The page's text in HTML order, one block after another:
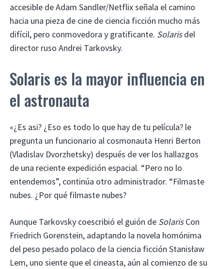
accesible de Adam Sandler/Netflix señala el camino
hacia una pieza de cine de ciencia ficción mucho más
difícil, pero conmovedora y gratificante. Solarisdel
director ruso Andrei Tarkovsky.
Solaris es la mayor influencia en
el astronauta
«¿Es asi? ¿Eso es todo lo que hay de tu película? le
pregunta un funcionario al cosmonauta Henri Berton
(Vladislav Dvorzhetsky) después de ver los hallazgos
de una reciente expedición espacial. “Pero no lo
entendemos”, continúa otro administrador. “Filmaste
nubes. ¿Por qué filmaste nubes?
Aunque Tarkovsky coescribió el guión de SolarisCon
Friedrich Gorenstein, adaptando la novela homónima
del peso pesado polaco de la ciencia ficción Stanisław
Lem, uno siente que el cineasta, aún al comienzo de su